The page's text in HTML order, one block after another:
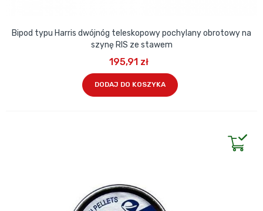
Bipod typu Harris dwójnóg teleskopowy pochylany obrotowy na
szynę RIS ze stawem
195,91 zł
DODAJ DO KOSZYKA